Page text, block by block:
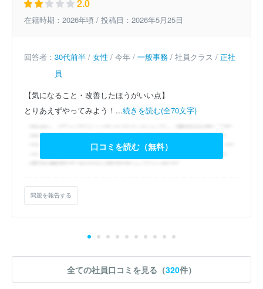
2.0
在籍時期：2026年頃 / 投稿日：2026年5月25日
回答者： 30代前半 / 女性 / 今年 / 一般事務 / 社員クラス / 正社
員
【気になること・改善したほうがいい点】
とりあえずやってみよう！...続きを読む(全70文字)
口コミを読む（無料）
問題を報告する
全ての社員口コミを見る（320件）